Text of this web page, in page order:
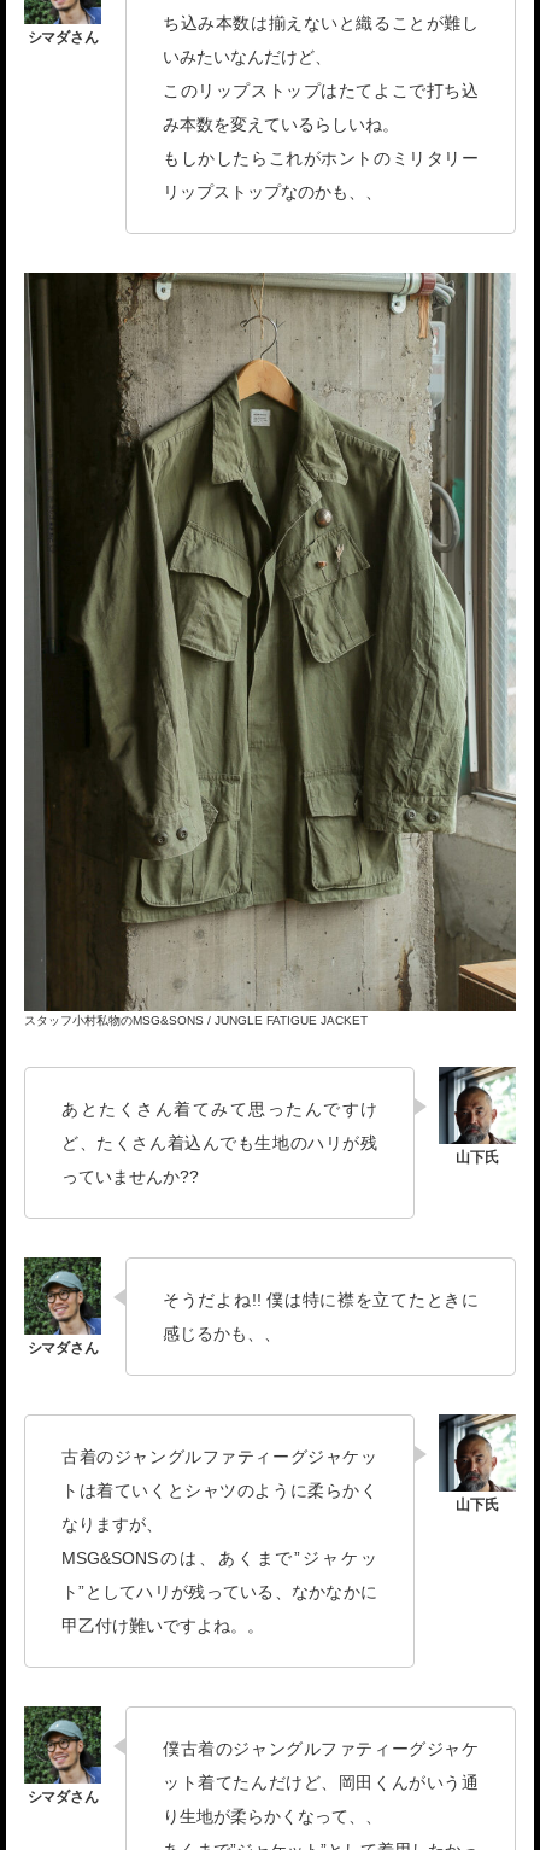
ち込み本数は揃えないと織ることが難し
いみたいなんだけど、
このリップストップはたてよこで打ち込
み本数を変えているらしいね。
もしかしたらこれがホントのミリタリー
リップストップなのかも、、
スタッフ小村私物のMSG&SONS / JUNGLE FATIGUE JACKET
あとたくさん着てみて思ったんですけ
ど、たくさん着込んでも生地のハリが残
っていませんか??
そうだよね!! 僕は特に襟を立てたときに
感じるかも、、
古着のジャングルファティーグジャケッ
トは着ていくとシャツのように柔らかく
なりますが、
MSG&SONSのは、あくまで”ジャケッ
ト”としてハリが残っている、なかなかに
甲乙付け難いですよね。。
僕古着のジャングルファティーグジャケ
ット着てたんだけど、岡田くんがいう通
り生地が柔らかくなって、、